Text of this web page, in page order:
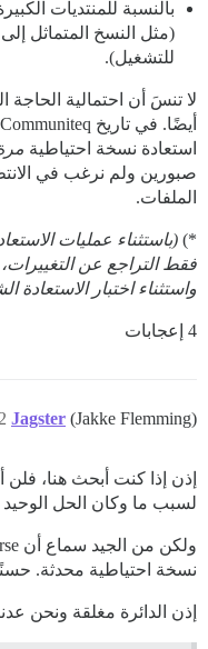
بالنسبة للمنتديات
(مثل النسخ المتماثل
للتشغيل).
لا تنسَ أن احتمالية الحاجة
استعادة نسخة احتياطية
صبورين ولم نرغب في
الملفات.
*) (باستثناء عمليات
فقط التراجع عن التغييرات،
واستثناء اختبار الاستعادة
4 إعجابات
Jagster (Jakke Flemming)
لسبب ما وكان الحل
نسخة احتياطية محدثة.
إذن الدائرة مغلقة ونحن